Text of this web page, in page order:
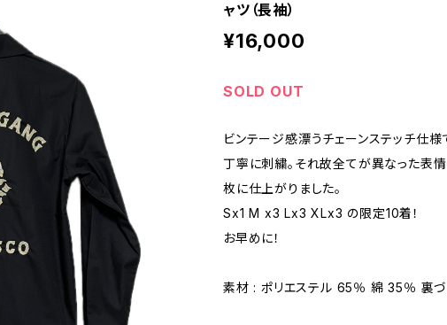
ャツ（長袖）
¥16,000
SOLD OUT
ビンテージ感漂うチェーンステッチ仕様
丁寧に刺繍。それ故全てが異なった表
枚に仕上がりました。
Sx1 M x3 Lx3 XLx3 の限定10着！
お早めに！
素材 : ポリエステル 65％ 綿 35％ 裏